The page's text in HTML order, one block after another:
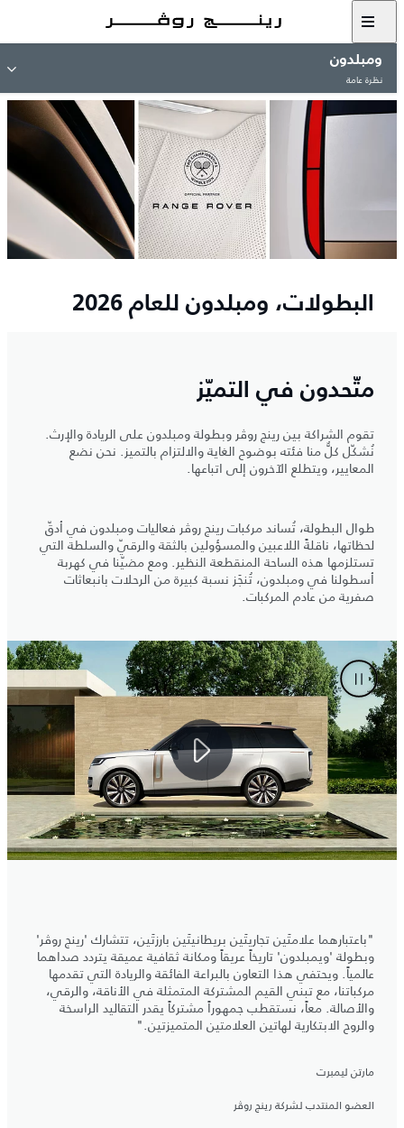
ومبلدون
نظرة عامة
البطولات، ومبلدون للعام 2026
متّحدون في التميّز
تقوم الشراكة بين رينج روڤر وبطولة ومبلدون على الريادة والإرث.
نُشكّل كلٌّ منا فئته بوضوح الغاية والالتزام بالتميز. نحن نضع
المعايير، ويتطلع الآخرون إلى اتباعها.
طوال البطولة، تُساند مركبات رينج روڤر فعاليات ومبلدون في أدقّ
لحظاتها، ناقلةً اللاعبين والمسؤولين بالثقة والرقيّ والسلطة التي
تستلزمها هذه الساحة المنقطعة النظير. ومع مضيّنا في كهربة
أسطولنا في ومبلدون، تُنجَز نسبة كبيرة من الرحلات بانبعاثات
صفرية من عادم المركبات.
"باعتبارهما علامتَين تجاريتَين بريطانيتَين بارزتَين، تتشارك 'رينج روڤر'
وبطولة 'ويمبلدون' تاريخاً عريقاً ومكانة ثقافية عميقة يتردد صداهما
عالمياً. ويحتفي هذا التعاون بالبراعة الفائقة والريادة التي تقدمها
مركباتنا، مع تبني القيم المشتركة المتمثلة في الأناقة، والرقي،
والأصالة. معاً، نستقطب جمهوراً مشتركاً يقدر التقاليد الراسخة
والروح الابتكارية لهاتين العلامتين المتميزتين."
مارتن ليمبرت
العضو المنتدب لشركة رينج روڤر